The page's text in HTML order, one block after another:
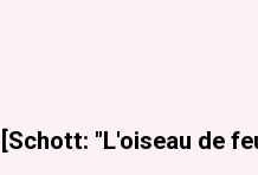
[Schott: "L'oiseau de